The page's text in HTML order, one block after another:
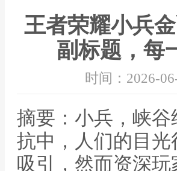
王者荣耀小兵
副标题，每
时间：2026-
摘要：小兵，峡
抗中，人们的目
吸引，然而资深